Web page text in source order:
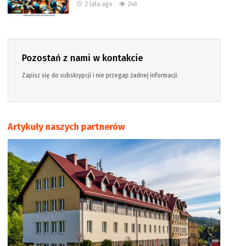
2 lata ago 246
Pozostań z nami w kontakcie
Zapisz się do subskrypcji i nie przegap żadnej informacji.
Artykuły naszych partnerów